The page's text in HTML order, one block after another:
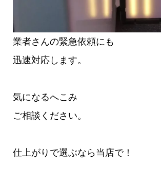
業者さんの緊急依頼にも
迅速対応します。
気になるへこみ
ご相談ください。
仕上がりで選ぶなら当店で！